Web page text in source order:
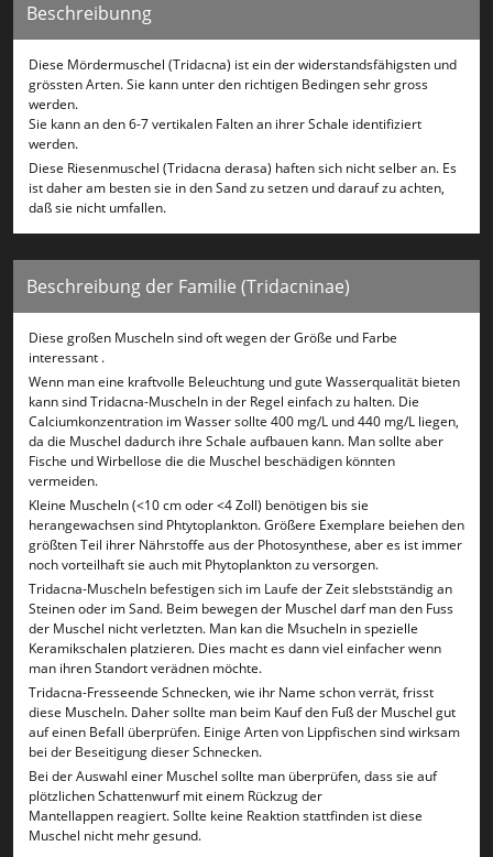
Beschreibunng
Diese Mördermuschel (Tridacna) ist ein der widerstandsfähigsten und
grössten Arten. Sie kann unter den richtigen Bedingen sehr gross
werden.
Sie kann an den 6-7 vertikalen Falten an ihrer Schale identifiziert
werden.
Diese Riesenmuschel (Tridacna derasa) haften sich nicht selber an. Es
ist daher am besten sie in den Sand zu setzen und darauf zu achten,
daß sie nicht umfallen.
Beschreibung der Familie (Tridacninae)
Diese großen Muscheln sind oft wegen der Größe und Farbe
interessant .
Wenn man eine kraftvolle Beleuchtung und gute Wasserqualität bieten
kann sind Tridacna-Muscheln in der Regel einfach zu halten. Die
Calciumkonzentration im Wasser sollte 400 mg/L und 440 mg/L liegen,
da die Muschel dadurch ihre Schale aufbauen kann. Man sollte aber
Fische und Wirbellose die die Muschel beschädigen könnten
vermeiden.
Kleine Muscheln (<10 cm oder <4 Zoll) benötigen bis sie
herangewachsen sind Phtytoplankton. Größere Exemplare beiehen den
größten Teil ihrer Nährstoffe aus der Photosynthese, aber es ist immer
noch vorteilhaft sie auch mit Phytoplankton zu versorgen.
Tridacna-Muscheln befestigen sich im Laufe der Zeit slebstständig an
Steinen oder im Sand. Beim bewegen der Muschel darf man den Fuss
der Muschel nicht verletzten. Man kan die Msucheln in spezielle
Keramikschalen platzieren. Dies macht es dann viel einfacher wenn
man ihren Standort verädnen möchte.
Tridacna-Fresseende Schnecken, wie ihr Name schon verrät, frisst
diese Muscheln. Daher sollte man beim Kauf den Fuß der Muschel gut
auf einen Befall überprüfen. Einige Arten von Lippfischen sind wirksam
bei der Beseitigung dieser Schnecken.
Bei der Auswahl einer Muschel sollte man überprüfen, dass sie auf
plötzlichen Schattenwurf mit einem Rückzug der
Mantellappen reagiert. Sollte keine Reaktion stattfinden ist diese
Muschel nicht mehr gesund.